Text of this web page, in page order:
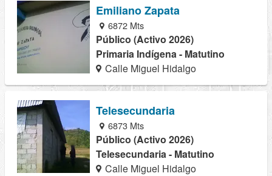
Emiliano Zapata
6872 Mts
Público (Activo 2026)
Primaria Indígena - Matutino
Calle Miguel Hidalgo
Telesecundaria
6873 Mts
Público (Activo 2026)
Telesecundaria - Matutino
Calle Miguel Hidalgo